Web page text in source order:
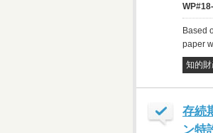
Based
paper
知的
存続
ン特